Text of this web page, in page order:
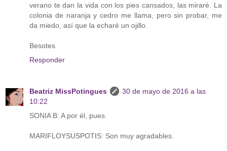
verano te dan la vida con los pies cansados, las miraré. La
colonia de naranja y cedro me llama, pero sin probar, me
da miedo, así que la echaré un ojillo.
Besotes
Responder
Beatriz MissPotingues
30 de mayo de 2016 a las
10:22
SONIA B: A por él, pues.
MARIFLOYSUSPOTIS: Son muy agradables.